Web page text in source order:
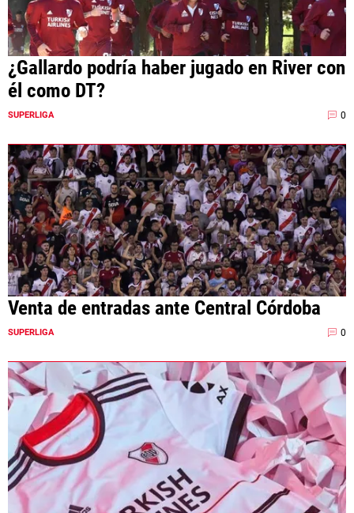
¿Gallardo podría haber jugado en River con
él como DT?
SUPERLIGA 0
Venta de entradas ante Central Córdoba
SUPERLIGA 0